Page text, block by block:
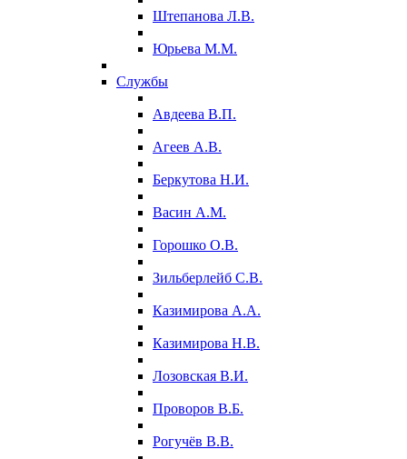
Штепанова Л.В.
Юрьева М.М.
Службы
Авдеева В.П.
Агеев А.В.
Беркутова Н.И.
Васин А.М.
Горошко О.В.
Зильберлейб С.В.
Казимирова А.А.
Казимирова Н.В.
Лозовская В.И.
Проворов В.Б.
Рогучёв В.В.